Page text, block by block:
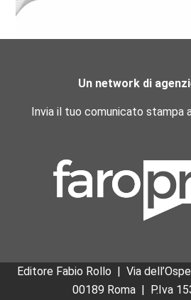
Un network di
Invia il tuo comunicato stampa
Editore Fabio Rollo | Via
00189 Roma| P.Iva